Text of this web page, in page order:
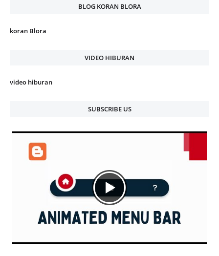
BLOG KORAN BLORA
koran Blora
VIDEO HIBURAN
video hiburan
SUBSCRIBE US